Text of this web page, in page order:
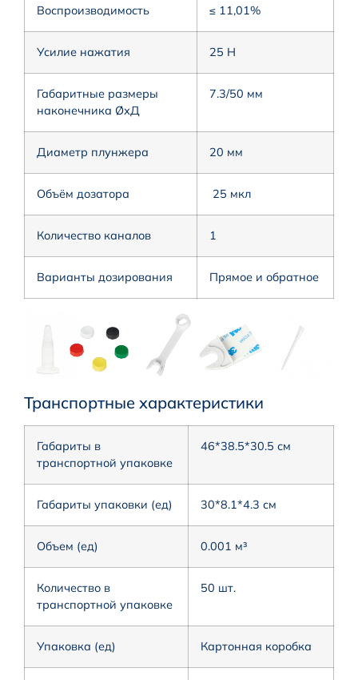
Воспроизводимость ≤ 11,01%
Усилие нажатия 25 Н
Габаритные размеры
наконечника ØхД
7.3/50 мм
Диаметр плунжера 20 мм
Объём дозатора 25 мкл
Количество каналов 1
Варианты дозирования Прямое и обратное
Транспортные характеристики
Габариты в
транспортной упаковке
46*38.5*30.5 см
Габариты упаковки (ед) 30*8.1*4.3 см
Объем (ед) 0.001 м³
Количество в
транспортной упаковке
50 шт.
Упаковка (ед) Картонная коробка